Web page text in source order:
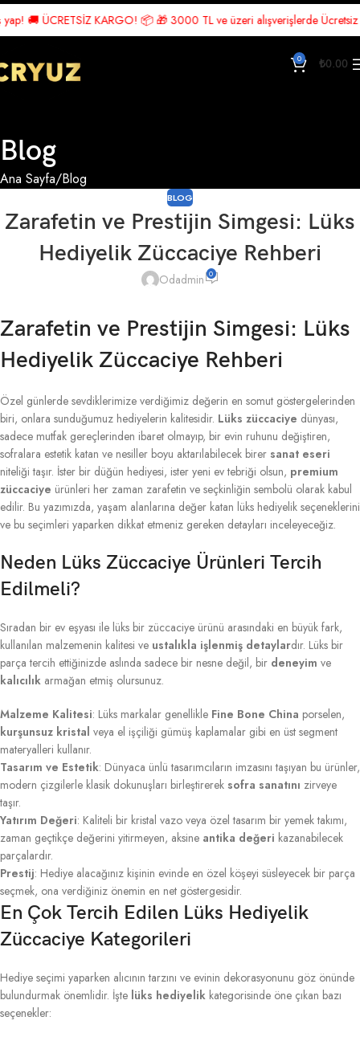
KARGO! 📦 🎁 3000 TL ve üzeri alışverişlerde Ücretsiz
0 ₺0.00
Blog
Ana Sayfa Blog
BLOG
Zarafetin ve Prestijin Simgesi: Lüks
Hediyelik Züccaciye Rehberi
Odadmin 0
Zarafetin ve Prestijin Simgesi: Lüks
Hediyelik Züccaciye Rehberi
Özel günlerde sevdiklerimize verdiğimiz değerin en somut göstergelerinden
biri, onlara sunduğumuz hediyelerin kalitesidir. Lüks züccaciye dünyası,
sadece mutfak gereçlerinden ibaret olmayıp, bir evin ruhunu değiştiren,
sofralara estetik katan ve nesiller boyu aktarılabilecek birer sanat eseri
niteliği taşır. İster bir düğün hediyesi, ister yeni ev tebriği olsun, premium
züccaciye ürünleri her zaman zarafetin ve seçkinliğin sembolü olarak kabul
edilir. Bu yazımızda, yaşam alanlarına değer katan lüks hediyelik seçeneklerini
ve bu seçimleri yaparken dikkat etmeniz gereken detayları inceleyeceğiz.
Neden Lüks Züccaciye Ürünleri Tercih
Edilmeli?
Sıradan bir ev eşyası ile lüks bir züccaciye ürünü arasındaki en büyük fark,
kullanılan malzemenin kalitesi ve ustalıkla işlenmiş detaylardır. Lüks bir
parça tercih ettiğinizde aslında sadece bir nesne değil, bir deneyim ve
kalıcılık armağan etmiş olursunuz.
Malzeme Kalitesi: Lüks markalar genellikle Fine Bone China porselen,
kurşunsuz kristal veya el işçiliği gümüş kaplamalar gibi en üst segment
materyalleri kullanır.
Tasarım ve Estetik: Dünyaca ünlü tasarımcıların imzasını taşıyan bu ürünler,
modern çizgilerle klasik dokunuşları birleştirerek sofra sanatını zirveye
taşır.
Yatırım Değeri: Kaliteli bir kristal vazo veya özel tasarım bir yemek takımı,
zaman geçtikçe değerini yitirmeyen, aksine antika değeri kazanabilecek
parçalardır.
Prestij: Hediye alacağınız kişinin evinde en özel köşeyi süsleyecek bir parça
seçmek, ona verdiğiniz önemin en net göstergesidir.
En Çok Tercih Edilen Lüks Hediyelik
Züccaciye Kategorileri
Hediye seçimi yaparken alıcının tarzını ve evinin dekorasyonunu göz önünde
bulundurmak önemlidir. İşte lüks hediyelik kategorisinde öne çıkan bazı
seçenekler: